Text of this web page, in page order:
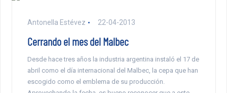
Antonella Estévez 22-04-2013
Cerrando el mes del Malbec
Desde hace tres años la industria argentina instaló el 17 de
abril como el día internacional del Malbec, la cepa que han
escogido como el emblema de su producción.